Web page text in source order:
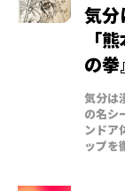
気分
「
の拳
気分は
の名シ
ンドア
ップを